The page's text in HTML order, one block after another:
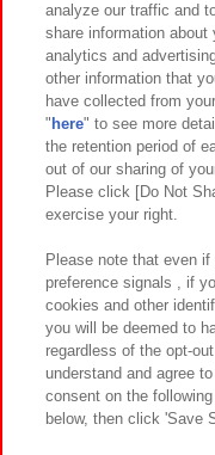
イベント・キャンペ
関連会社 サ
プライバシーポリシー
お取引先さまと
カスタマーハラスメント対
analyze our traffic and
share information
analytics and
other information that
have collected from
" here" to see more
the retention period of
out of our sharing of
Please click [Do Not
exercise your right.
Please note that even
preference signals , if
cookies and other
you will be deemed to
regardless of the opt-
understand and agree
consent on the
below, then click 'Save